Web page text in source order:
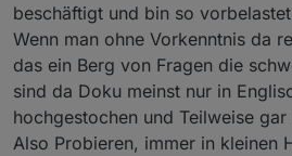
beschäftigt und bin so
Wenn man ohne Vorkenntnis da
das ein Berg von Fragen die
sind da Doku meinst nur in
hochgestochen und Teilweise
Also Probieren, immer in kleinen